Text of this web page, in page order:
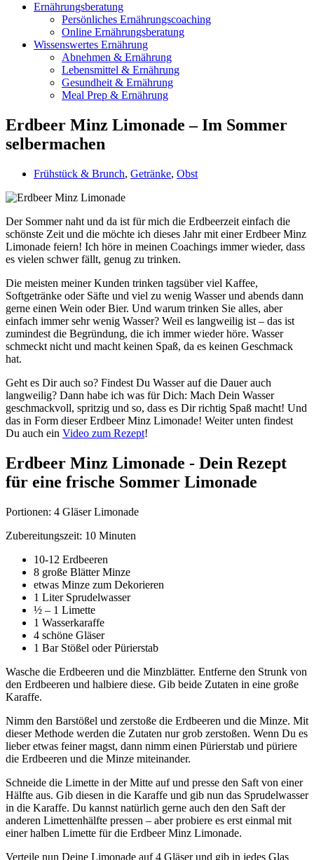
Ernährungsberatung
Persönliches Ernährungscoaching
Online Ernährungsberatung
Wissenswertes Ernährung
Abnehmen & Ernährung
Lebensmittel & Ernährung
Gesundheit & Ernährung
Meal Prep & Ernährung
Erdbeer Minz Limonade – Im Sommer
selbermachen
Frühstück & Brunch, Getränke, Obst
Der Sommer naht und da ist für mich die Erdbeerzeit einfach die
schönste Zeit und die möchte ich dieses Jahr mit einer Erdbeer Minz
Limonade feiern! Ich höre in meinen Coachings immer wieder, dass
es vielen schwer fällt, genug zu trinken.
Die meisten meiner Kunden trinken tagsüber viel Kaffee,
Softgetränke oder Säfte und viel zu wenig Wasser und abends dann
gerne einen Wein oder Bier. Und warum trinken Sie alles, aber
einfach immer sehr wenig Wasser? Weil es langweilig ist – das ist
zumindest die Begründung, die ich immer wieder höre. Wasser
schmeckt nicht und macht keinen Spaß, da es keinen Geschmack
hat.
Geht es Dir auch so? Findest Du Wasser auf die Dauer auch
langweilig? Dann habe ich was für Dich: Mach Dein Wasser
geschmackvoll, spritzig und so, dass es Dir richtig Spaß macht! Und
das in Form dieser Erdbeer Minz Limonade! Weiter unten findest
Du auch ein Video zum Rezept!
Erdbeer Minz Limonade - Dein Rezept
für eine frische Sommer Limonade
Portionen: 4 Gläser Limonade
Zubereitungszeit: 10 Minuten
10-12 Erdbeeren
8 große Blätter Minze
etwas Minze zum Dekorieren
1 Liter Sprudelwasser
½ – 1 Limette
1 Wasserkaraffe
4 schöne Gläser
1 Bar Stößel oder Pürierstab
Wasche die Erdbeeren und die Minzblätter. Entferne den Strunk von
den Erdbeeren und halbiere diese. Gib beide Zutaten in eine große
Karaffe.
Nimm den Barstößel und zerstoße die Erdbeeren und die Minze. Mit
dieser Methode werden die Zutaten nur grob zerstoßen. Wenn Du es
lieber etwas feiner magst, dann nimm einen Pürierstab und püriere
die Erdbeeren und die Minze miteinander.
Schneide die Limette in der Mitte auf und presse den Saft von einer
Hälfte aus. Gib diesen in die Karaffe und gib nun das Sprudelwasser
in die Karaffe. Du kannst natürlich gerne auch den den Saft der
anderen Limettenhälfte pressen – aber probiere es erst einmal mit
einer halben Limette für die Erdbeer Minz Limonade.
Verteile nun Deine Limonade auf 4 Gläser und gib in jedes Glas